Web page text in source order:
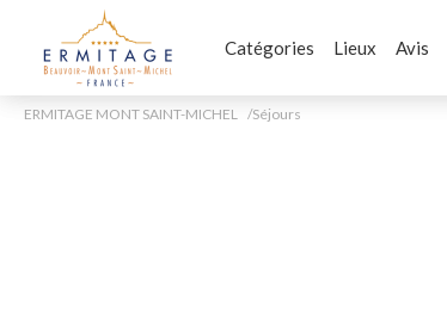
Catégories Lieux Avis
ERMITAGE MONT SAINT-MICHEL Séjours